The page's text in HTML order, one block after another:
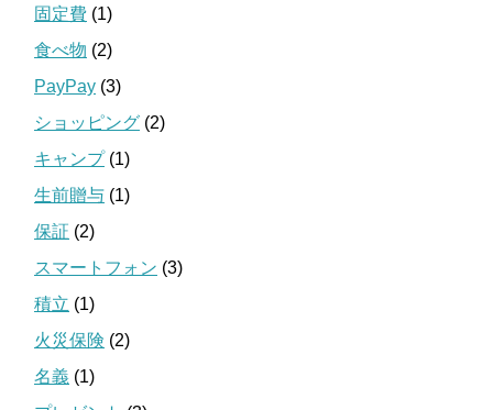
固定費 (1)
食べ物 (2)
PayPay (3)
ショッピング (2)
キャンプ(1)
生前贈与 (1)
保証 (2)
スマートフォン (3)
積立 (1)
火災保険 (2)
名義 (1)